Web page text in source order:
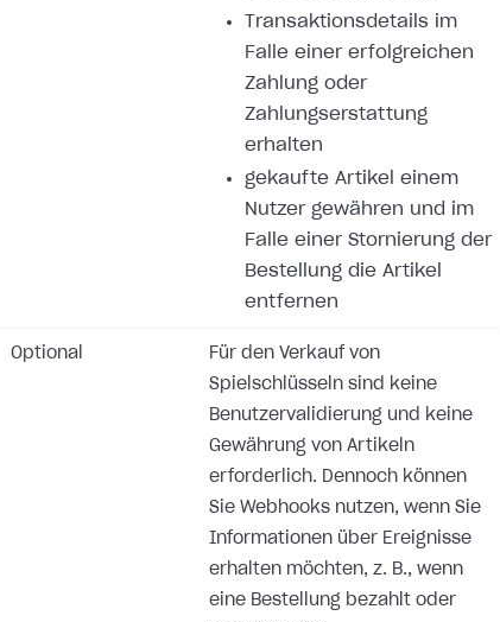
Transaktionsdetails im
Falle einer erfolgreichen
Zahlung oder
Zahlungserstattung
erhalten
gekaufte Artikel einem
Nutzer gewähren und im
Falle einer Stornierung der
Bestellung die Artikel
entfernen
Optional
Für den Verkauf von
Spielschlüsseln sind keine
Benutzervalidierung und keine
Gewährung von Artikeln
erforderlich. Dennoch können
Sie Webhooks nutzen, wenn Sie
Informationen über Ereignisse
erhalten möchten, z. B., wenn
eine Bestellung bezahlt oder